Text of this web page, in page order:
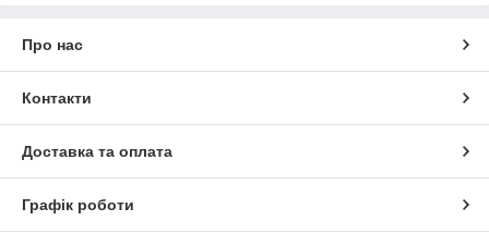
Про нас
Контакти
Доставка та оплата
Графік роботи